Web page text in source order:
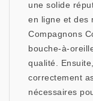
une solide
en ligne et des
Compagnons
bouche-à-
qualité.
correctement
nécessaires